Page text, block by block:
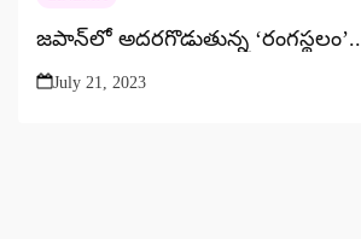
జపాన్‍లో అదరగొడుతున్న ‘రంగస్థలం’..
July 21, 2023